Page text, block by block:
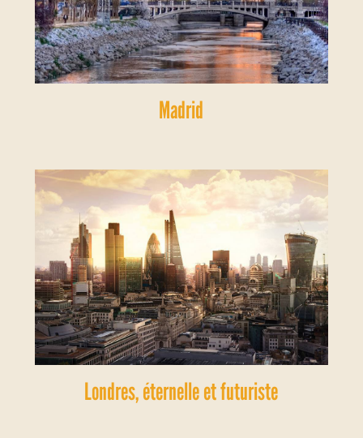
Madrid
Londres, éternelle et futuriste